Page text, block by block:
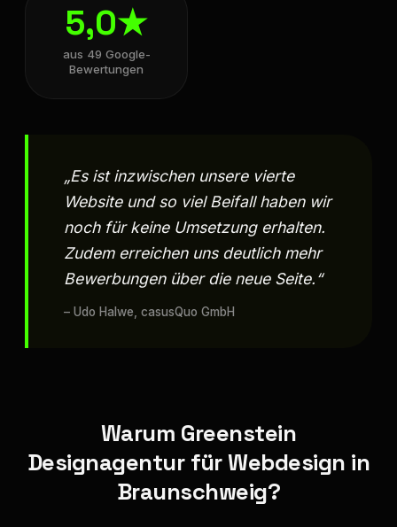
5,0★
aus 49 Google-
Bewertungen
„Es ist inzwischen unsere vierte
Website und so viel Beifall haben wir
noch für keine Umsetzung erhalten.
Zudem erreichen uns deutlich mehr
Bewerbungen über die neue Seite.“
– Udo Halwe, casusQuo GmbH
Warum Greenstein
Designagentur für Webdesign in
Braunschweig?